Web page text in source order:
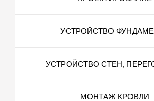
УСТРОЙСТВО
УСТРОЙСТВО СТЕН,
МОНТАЖ КРОВЛИ